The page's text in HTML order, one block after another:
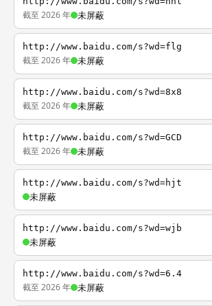
截至 2026 年 未屏蔽
http://www.baidu.com/s?wd=flg
截至 2026 年 未屏蔽
http://www.baidu.com/s?wd=8x8
截至 2026 年 未屏蔽
http://www.baidu.com/s?wd=GCD
截至 2026 年 未屏蔽
http://www.baidu.com/s?wd=hjt
未屏蔽
http://www.baidu.com/s?wd=wjb
未屏蔽
http://www.baidu.com/s?wd=6.4
截至 2026 年 未屏蔽